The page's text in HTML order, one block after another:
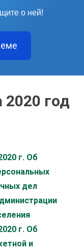
о ней!
2020 год
г. Об
дел
г. Об
и